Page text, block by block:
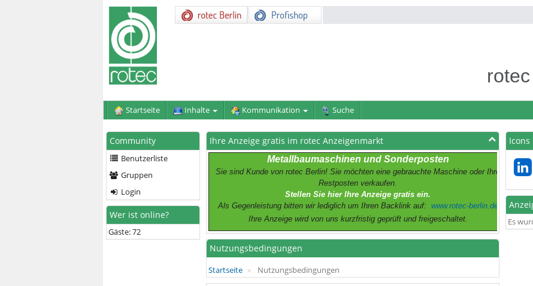
Startseite Inhalte Kommunikation Suche
Community
Benutzerliste
Gruppen
Login
Wer ist online?
Gäste: 72
Ihre Anzeige gratis im rotec Anzeigenmarkt
Metallbaumaschinen und Sonderposten
Sie sind Kunde von rotec Berlin! Sie möchten eine gebrauchte Maschine oder Ihre
Restposten verkaufen.
Stellen Sie hier Ihre Anzeige gratis ein.
Als Gegenleistung bitten wir lediglich um Ihren Backlink auf: www.rotec-berlin.de
Ihre Anzeige wird von uns kurzfristig geprüft und freigeschaltet.
Nutzungsbedingungen
Startseite Nutzungsbedingungen
Icons
Es